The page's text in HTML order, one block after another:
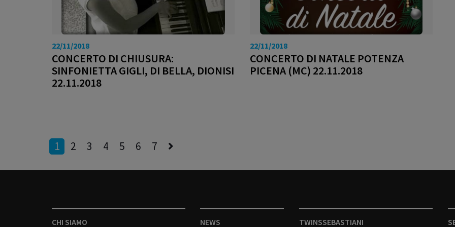
22/11/2018
CONCERTO DI CHIUSURA:
SINFONIETTA GIGLI, DI BELLA, DIONISI
22.11.2018
22/11/2018
CONCERTO DI NATALE POTENZA
PICENA (MC) 22.11.2018
1 2 3 4 5 6 7
CHI SIAMO NEWS TWINSSEBASTIANI